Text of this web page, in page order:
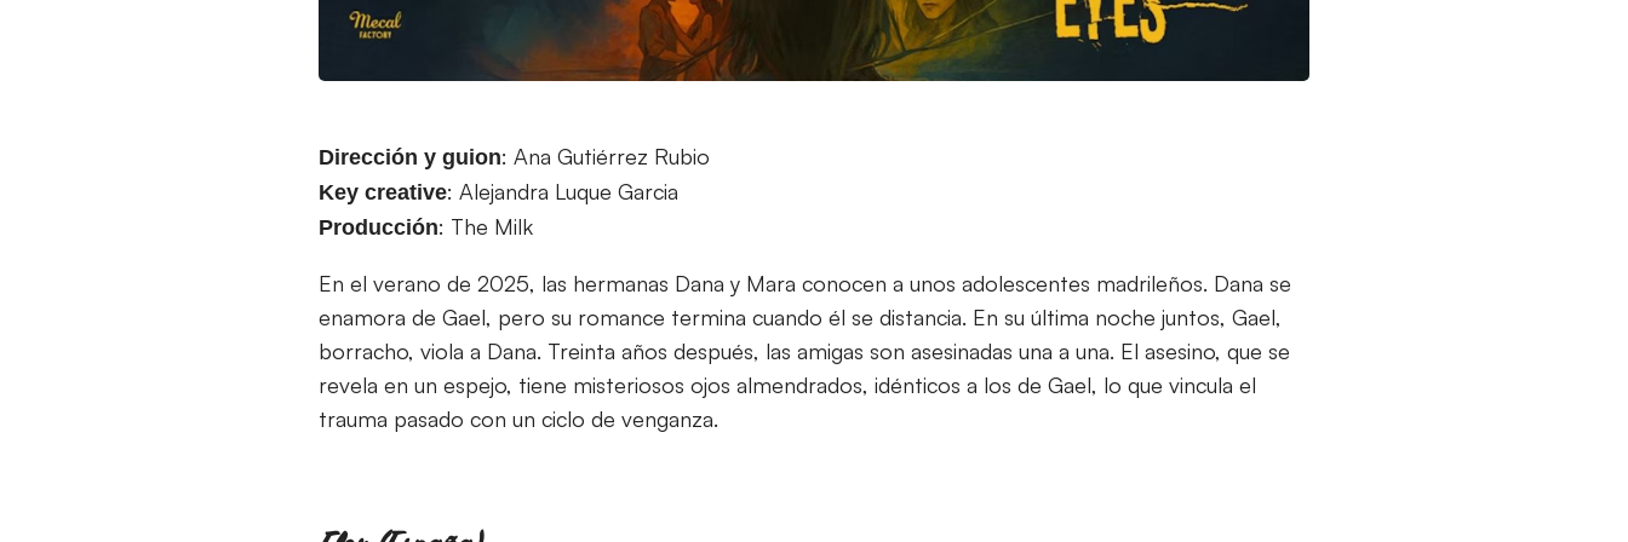
Dirección y guion: Ana Gutiérrez Rubio
Key creative: Alejandra Luque Garcia
Producción: The Milk
En el verano de 2025, las hermanas Dana y Mara conocen a unos adolescentes madrileños. Dana se
enamora de Gael, pero su romance termina cuando él se distancia. En su última noche juntos, Gael,
borracho, viola a Dana. Treinta años después, las amigas son asesinadas una a una. El asesino, que se
revela en un espejo, tiene misteriosos ojos almendrados, idénticos a los de Gael, lo que vincula el
trauma pasado con un ciclo de venganza.